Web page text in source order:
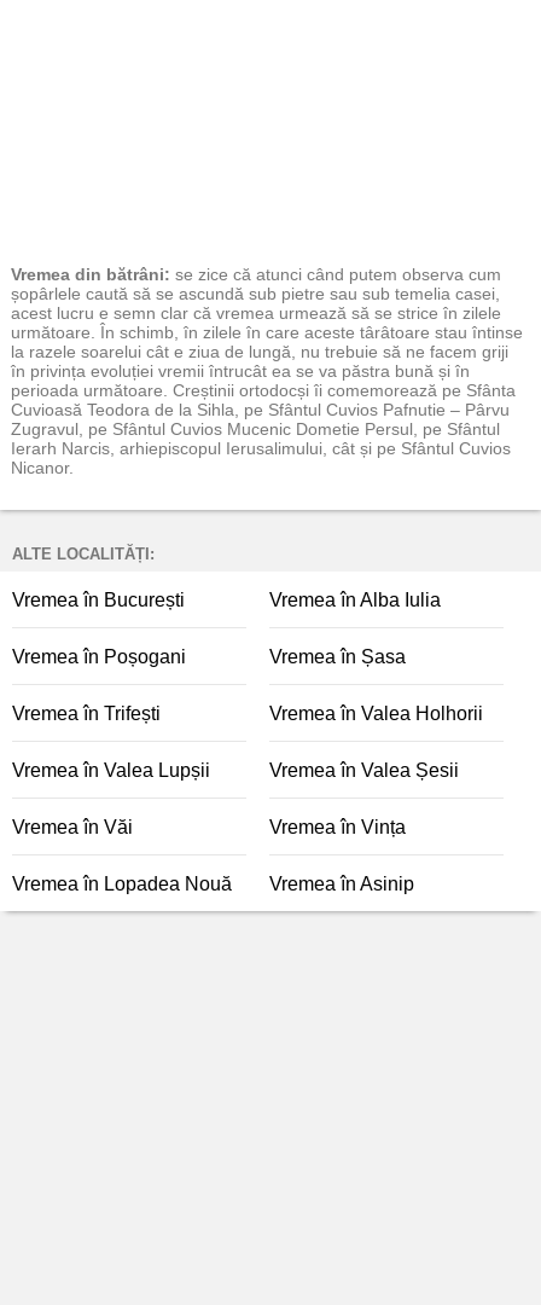
Vremea din bătrâni: se zice că atunci când putem observa cum
șopârlele caută să se ascundă sub pietre sau sub temelia casei,
acest lucru e semn clar că vremea urmează să se strice în zilele
următoare. În schimb, în zilele în care aceste târâtoare stau întinse
la razele soarelui cât e ziua de lungă, nu trebuie să ne facem griji
în privința evoluției vremii întrucât ea se va păstra bună și în
perioada următoare. Creștinii ortodocși îi comemorează pe Sfânta
Cuvioasă Teodora de la Sihla, pe Sfântul Cuvios Pafnutie – Pârvu
Zugravul, pe Sfântul Cuvios Mucenic Dometie Persul, pe Sfântul
Ierarh Narcis, arhiepiscopul Ierusalimului, cât și pe Sfântul Cuvios
Nicanor.
ALTE LOCALITĂȚI:
Vremea în București Vremea în Alba Iulia
Vremea în Poșogani Vremea în Șasa
Vremea în Trifești Vremea în Valea Holhorii
Vremea în Valea Lupșii Vremea în Valea Șesii
Vremea în Văi Vremea în Vința
Vremea în Lopadea Nouă Vremea în Asinip